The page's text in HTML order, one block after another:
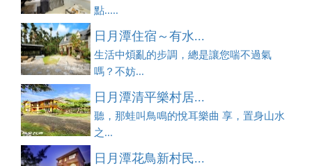
點.....
日月潭住宿～有水...
生活中煩亂的步調，總是讓您喘不過氣
嗎？不妨...
日月潭清平樂村居...
聽，那蛙叫鳥鳴的悅耳樂曲 享，置身山水
之...
日月潭花鳥新村民...